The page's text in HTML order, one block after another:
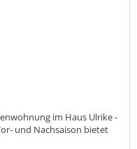
im Haus Ulrike -
und Nachsaison bietet